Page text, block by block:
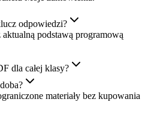
odpowiedzi?
podstawą programową
dla całej klasy?
materiały bez kupowania